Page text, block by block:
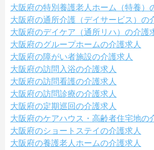
大阪府の特別養護老人ホーム（特養）
大阪府の通所介護（デイサービス）の
大阪府のデイケア（通所リハ）の介護
大阪府のグループホームの介護求人
大阪府の障がい者施設の介護求人
大阪府の訪問入浴の介護求人
大阪府の訪問看護の介護求人
大阪府の訪問診療の介護求人
大阪府の定期巡回の介護求人
大阪府のケアハウス・高齢者住宅地の
大阪府のショートステイの介護求人
大阪府の養護老人ホームの介護求人